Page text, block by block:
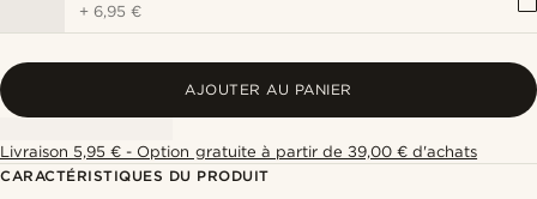
+6,95 €
AJOUTER AU PANIER
Livraison 5,95 € - Option gratuite à partir de 39,00 € d'achats
CARACTÉRISTIQUES DU PRODUIT